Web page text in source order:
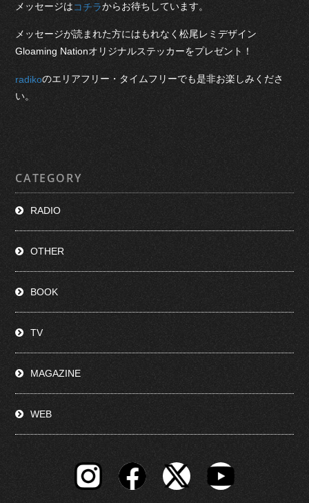
メッセージはコチラからお待ちしています。
メッセージが読まれた方にはもれなく松尾レミデザイン
Gloaming Nationオリジナルステッカーをプレゼント！
radikoのエリアフリー・タイムフリーでも是非お楽しみくださ
い。
CATEGORY
RADIO
OTHER
BOOK
TV
MAGAZINE
WEB